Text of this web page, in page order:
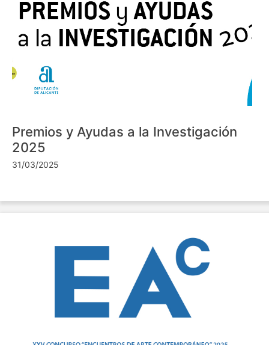
Premios y Ayudas a la Investigación
2025
31/03/2025